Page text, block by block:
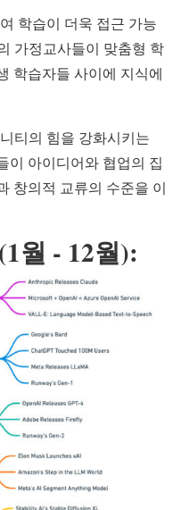
학습이 더욱 접근 가능
가정교사들이 맞춤형 학
학습자들 사이에 지식에
티의 힘을 강화시키는
이 아이디어와 협업의 집
창의적 교류의 수준을 이
월 - 12월):